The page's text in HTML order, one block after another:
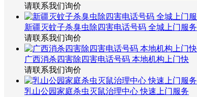
请联系我们询价
新疆灭蚊子杀臭虫除四害电话号码 全城上门服务
请联系我们询价
广西消杀四害除四害电话号码 本地机构上门快
请联系我们询价
乳山公园家庭杀虫灭鼠治理中心 快速上门服务